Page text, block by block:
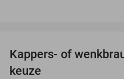
Kappers- of
keuze